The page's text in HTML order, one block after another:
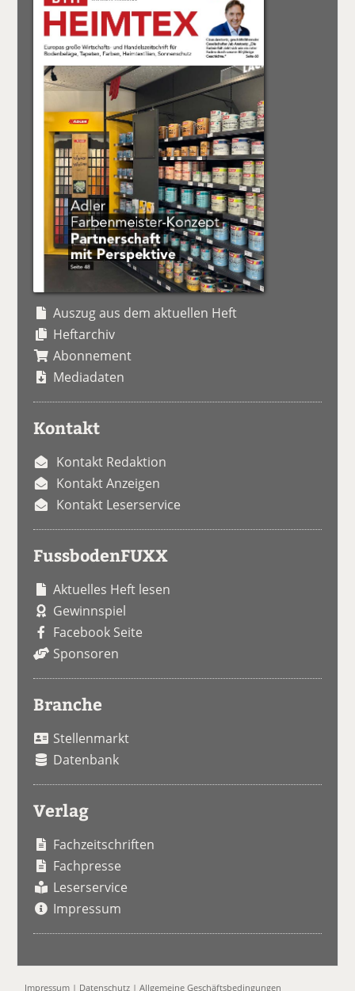
Auszug aus dem aktuellen Heft
Heftarchiv
Abonnement
Mediadaten
Kontakt
Kontakt Redaktion
Kontakt Anzeigen
Kontakt Leserservice
FussbodenFUXX
Aktuelles Heft lesen
Gewinnspiel
Facebook Seite
Sponsoren
Branche
Stellenmarkt
Datenbank
Verlag
Fachzeitschriften
Fachpresse
Leserservice
Impressum
Impressum | Datenschutz |Allgemeine Geschäftsbedingungen